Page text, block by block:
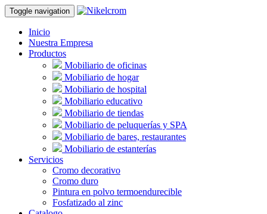
Toggle navigation
Inicio
Nuestra Empresa
Productos
Mobiliario de oficinas
Mobiliario de hogar
Mobiliario de hospital
Mobiliario educativo
Mobiliario de tiendas
Mobiliario de peluquerías y SPA
Mobiliario de bares, restaurantes
Mobiliario de estanterías
Servicios
Cromo decorativo
Cromo duro
Pintura en polvo termoendurecible
Fosfatizado al zinc